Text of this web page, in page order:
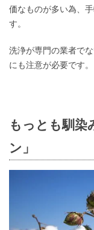
価なものが多い為、
す。
洗浄が専門の業者で
にも注意が必要です。
もっとも馴染
ン」